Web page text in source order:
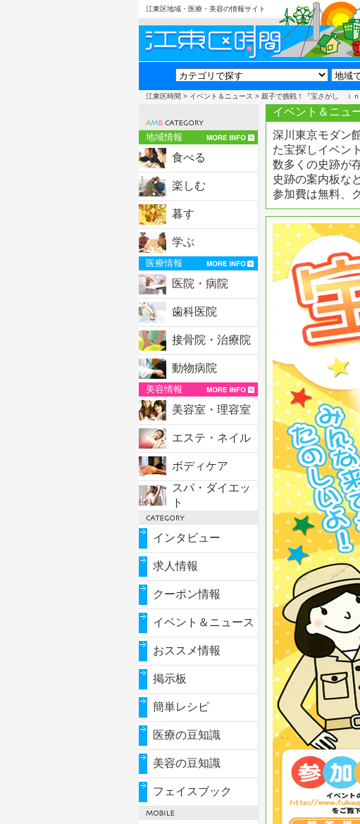
江東区地域・医療・美容の情報サイト
江東区時間 > イベント＆ニュース > 親子で挑戦！『宝さがし ｉ
地域情報
食べる
楽しむ
暮す
学ぶ
医療情報
医院・病院
歯科医院
接骨院・治療院
動物病院
美容情報
美容室・理容室
エステ・ネイル
ボディケア
スパ・ダイエッ
ト
インタビュー
求人情報
クーポン情報
イベント＆ニュース
おススメ情報
掲示板
簡単レシピ
医療の豆知識
美容の豆知識
フェイスブック
イベント＆ニュ
深川東京モダン
た宝探しイベン
数多くの史跡が
史跡の案内板な
参加費は無料、